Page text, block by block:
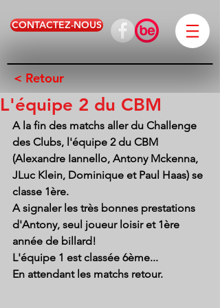
CONTACTEZ-NOUS
< Retour
L'équipe 2 du CBM
A la fin des matchs aller du Challenge
des Clubs, l'équipe 2 du CBM
(Alexandre Iannello, Antony Mckenna,
JLuc Klein, Dominique et Paul Haas) se
classe 1ère.
A signaler les très bonnes prestations
d'Antony, seul joueur loisir et 1ère
année de billard!
L'équipe 1 est classée 6ème...
En attendant les matchs retour.